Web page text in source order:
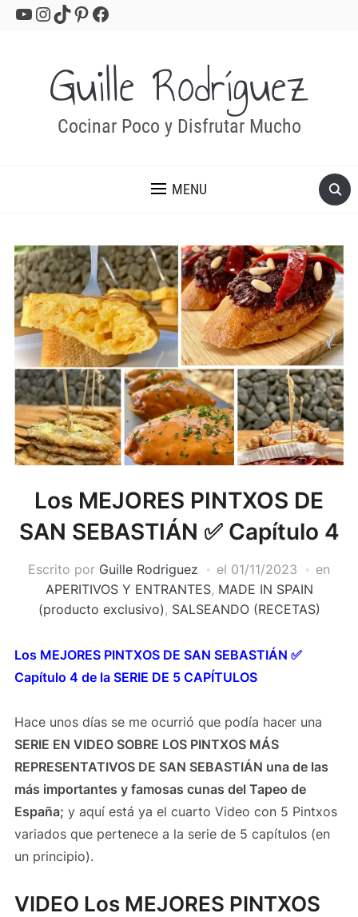
YouTube
Instagram
TikTok
Pinterest
Facebook
Guille Rodríguez
Cocinar Poco y Disfrutar Mucho
MENU
Los MEJORES PINTXOS DE
SAN SEBASTIÁN ✅ Capítulo 4
Escrito por Guille Rodriguez el 01/11/2023
en
APERITIVOS Y ENTRANTES, MADE IN SPAIN
(producto exclusivo) , SALSEANDO (RECETAS)
Los MEJORES PINTXOS DE SAN SEBASTIÁN ✅
Capítulo 4 de la SERIE DE 5 CAPÍTULOS
Hace unos días se me ocurrió que podía hacer una
SERIE EN VIDEO SOBRE LOS PINTXOS MÁS
REPRESENTATIVOS DE SAN SEBASTIÁN una de las
más importantes y famosas cunas del Tapeo de
España; y aquí está ya el cuarto Video con 5 Pintxos
variados que pertenece a la serie de 5 capítulos (en
un principio).
VIDEO Los MEJORES PINTXOS